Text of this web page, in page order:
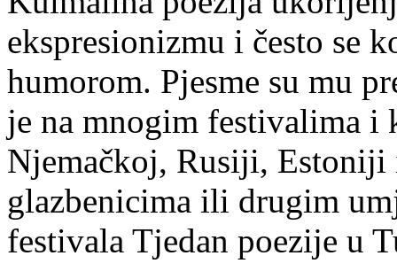
ekspresionizmu i često se
humorom. Pjesme su mu
je na mnogim festivalima i
Njemačkoj, Rusiji, Estoniji
glazbenicima ili drugim
festivala Tjedan poezije u